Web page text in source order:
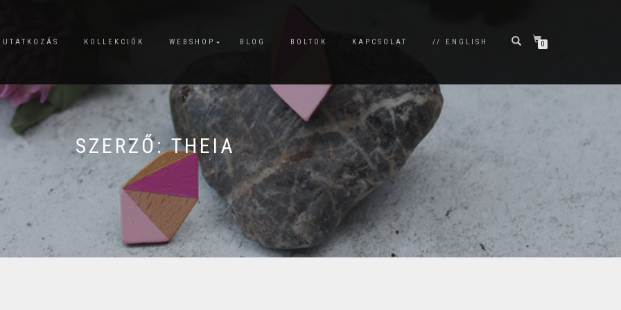
KOLLEKCIÓK WEBSHOP BLOG BOLTOK KAPCSOLAT // ENGLISH 0
SZERZŐ:THEIA